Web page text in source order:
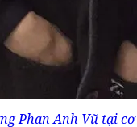
Phan Anh Vũ tại